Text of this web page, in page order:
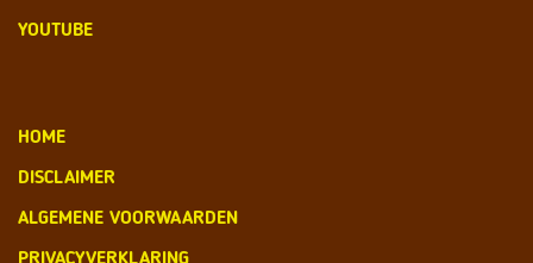
YOUTUBE
HOME
DISCLAIMER
ALGEMENE VOORWAARDEN
PRIVACYVERKLARING